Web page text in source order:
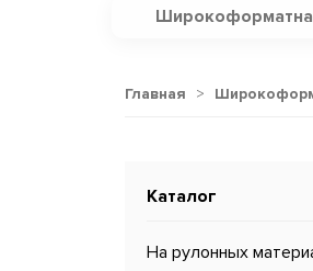
Главная >
Каталог
На рулонных